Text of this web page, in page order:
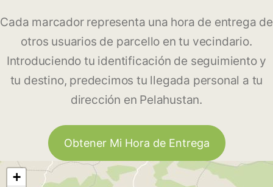
Cada marcador representa una hora de entrega de
otros usuarios de parcello en tu vecindario.
Introduciendo tu identificación de seguimiento y
tu destino, predecimos tu llegada personal a tu
dirección en Pelahustan.
Obtener Mi Hora de Entrega
+